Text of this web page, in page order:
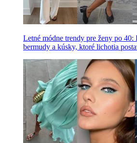
Letné módne trendy pre ženy po 40:
bermudy a kúsky, ktoré lichotia